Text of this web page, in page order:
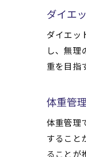
ダイエ
ダイエッ
し、無
重を目指
体重管
体重管理
すること
ることが